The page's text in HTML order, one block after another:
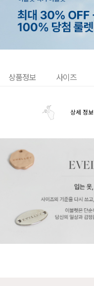
상품정보 사이즈
상세 정